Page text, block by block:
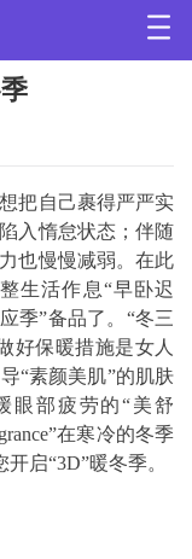
把自己裹得严严实
入惰怠状态；伴随
也慢慢减弱。在此
生活作息“早卧迟
季”备品了。“冬三
好保暖措施是女人
“素颜美肌”的肌肤
眼部疲劳的“美舒
在寒冷的冬季
启“3D”暖冬季。